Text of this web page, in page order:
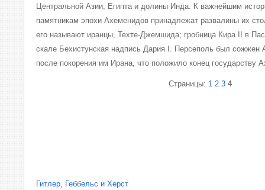
Центральной Азии, Египта и долины Инда. К важнейшим
памятникам эпохи Ахеменидов принадлежат развалины их
его называют иранцы, Техте-Джемшида; гробница Кира II в
скале Бехистунская надпись Дария I. Персеполь был сожжен
после покорения им Ирана, что положило конец государству
Страницы: 1 2 3 4
Гитлер, Геббельс и Херст